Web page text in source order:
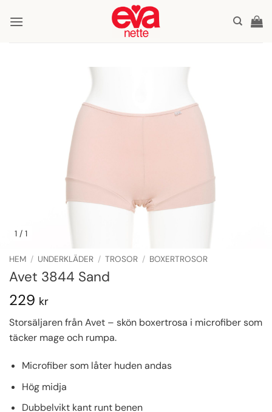
1 / 1
HEM / UNDERKLÄDER / TROSOR / BOXERTROSOR
Avet 3844 Sand
229 kr
Storsäljaren från Avet – skön boxertrosa i microfiber som
täcker mage och rumpa.
Microfiber som låter huden andas
Hög midja
Dubbelvikt kant runt benen